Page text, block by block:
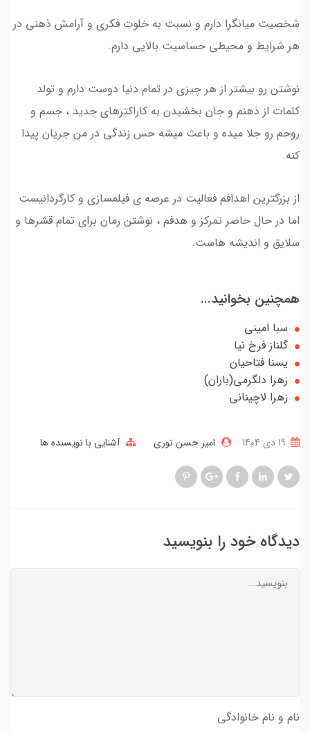
شخصیت میانگرا دارم و نسبت به خلوت فکری و آرامش ذهنی در
هر شرایط و محیطی حساسیت بالایی دارم.
نوشتن رو بیشتر از هر چیزی در تمام دنیا دوست دارم و تولد
کلمات از ذهنم و جان بخشیدن به کاراکترهای جدید ، جسم و
روحم رو جلا میده و باعث میشه حس زندگی در من جریان پیدا
کنه.
از بزرگترین اهدافم فعالیت در عرصه ی فیلمسازی و کارگردانیست
اما در حال حاضر تمرکز و هدفم ، نوشتن رمان برای تمام قشرها و
سلایق و اندیشه هاست.
همچنین بخوانید...
سبا امینی
گلناز فرخ نیا
یسنا فتاحیان
زهرا دلگرمی(باران)
زهرا لاچینانی
امیر حسن نوری آشنایی با نویسنده ها
دیدگاه خود را بنویسید
نام و نام خانوادگی